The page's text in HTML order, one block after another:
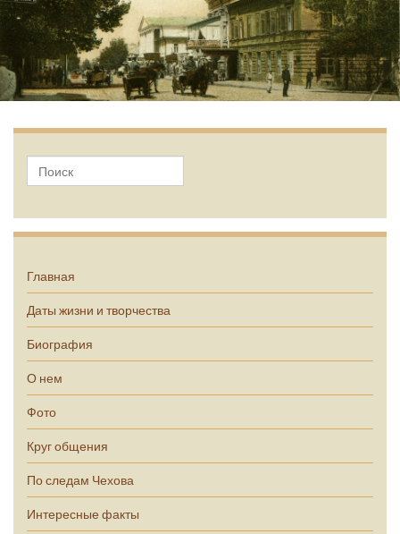
Главная
Даты жизни и творчества
Биография
О нем
Фото
Круг общения
По следам Чехова
Интересные факты